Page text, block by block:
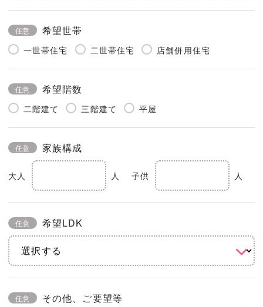
任意 希望世帯
一世帯住宅 二世帯住宅 店舗併用住宅
任意 希望階数
二階建て 三階建て 平屋
任意 家族構成
大人 人 子供 人
任意 希望LDK
任意 その他、ご要望等